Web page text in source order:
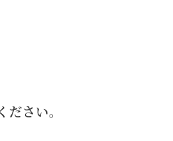
さい。